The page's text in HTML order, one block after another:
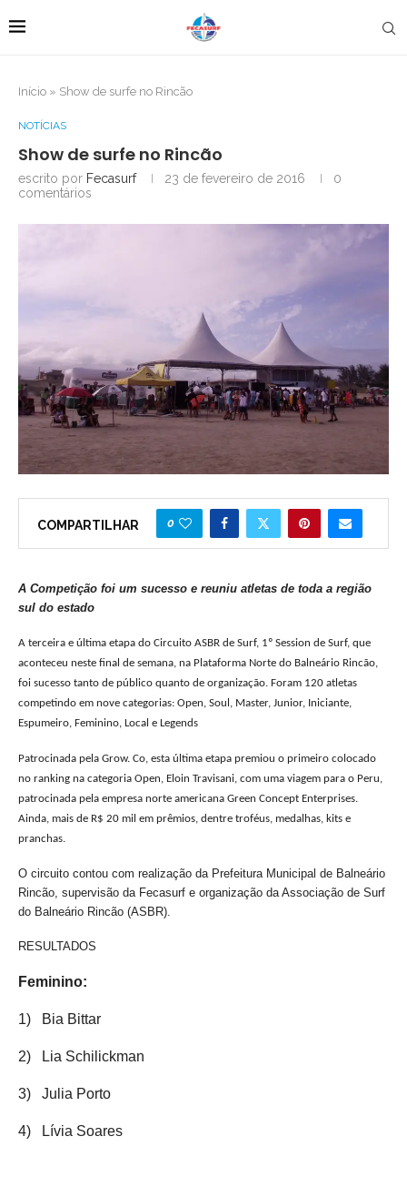
Início » Show de surfe no Rincão
NOTÍCIAS
Show de surfe no Rincão
escrito por Fecasurf 23 de fevereiro de 2016
0
comentários
COMPARTILHAR 0
A Competição foi um sucesso e reuniu atletas de toda a região
sul do estado
A terceira e última etapa do Circuito ASBR de Surf, 1º Session de Surf, que
aconteceu neste final de semana, na Plataforma Norte do Balneário Rincão,
foi sucesso tanto de público quanto de organização. Foram 120 atletas
competindo em nove categorias: Open, Soul, Master, Junior, Iniciante,
Espumeiro, Feminino, Local e Legends
Patrocinada pela Grow. Co, esta última etapa premiou o primeiro colocado
no ranking na categoria Open, Eloin Travisani, com uma viagem para o Peru,
patrocinada pela empresa norte americana Green Concept Enterprises.
Ainda, mais de R$ 20 mil em prêmios, dentre troféus, medalhas, kits e
pranchas.
O circuito contou com realização da Prefeitura Municipal de Balneário
Rincão, supervisão da Fecasurf e organização da Associação de Surf
do Balneário Rincão (ASBR).
RESULTADOS
Feminino:
1) Bia Bittar
2) Lia Schilickman
3) Julia Porto
4) Lívia Soares